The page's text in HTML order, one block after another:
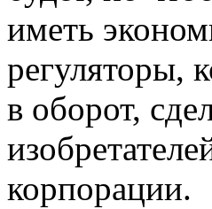
иметь
регуляторы,
в оборот,
корпорации.